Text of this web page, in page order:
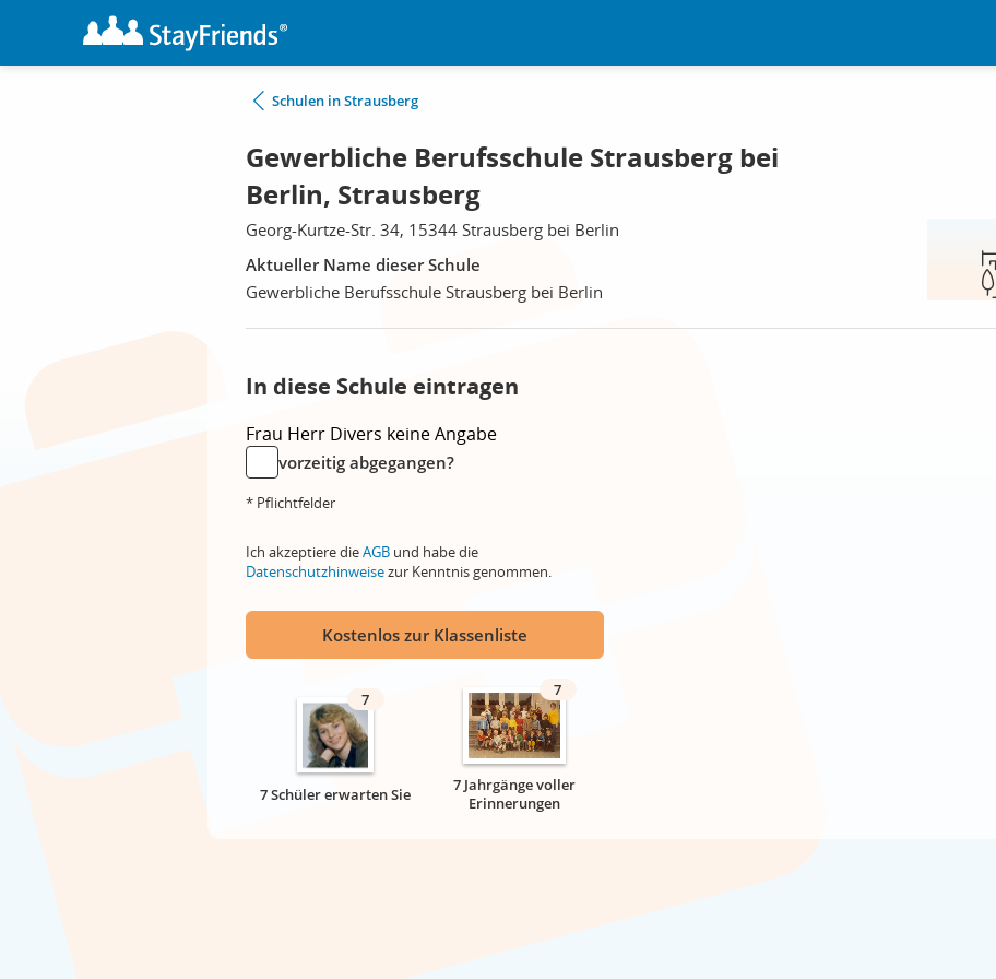
Schulen in Strausberg
Gewerbliche Berufsschule Strausberg bei
Berlin, Strausberg
Georg-Kurtze-Str. 34, 15344 Strausberg bei Berlin
Aktueller Name dieser Schule
Gewerbliche Berufsschule Strausberg bei Berlin
In diese Schule eintragen
Frau Herr Divers keine Angabe
vorzeitig abgegangen?
* Pflichtfelder
Ich akzeptiere dieAGB und habe die
Datenschutzhinweisezur Kenntnis genommen.
Kostenlos zur Klassenliste
7
7 Schüler erwarten Sie
7
7 Jahrgänge voller
Erinnerungen